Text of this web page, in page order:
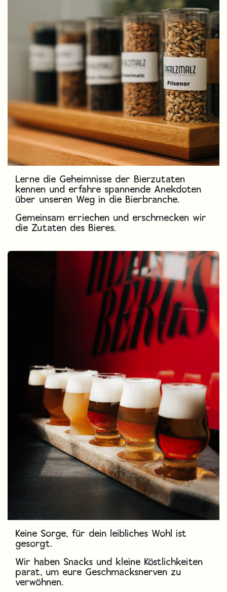
Lerne die Geheimnisse der Bierzutaten
kennen und erfahre spannende Anekdoten
über unseren Weg in die Bierbranche.
Gemeinsam erriechen und erschmecken wir
die Zutaten des Bieres.
Keine Sorge, für dein leibliches Wohl ist
gesorgt.
Wir haben Snacks und kleine Köstlichkeiten
parat, um eure Geschmacksnerven zu
verwöhnen.